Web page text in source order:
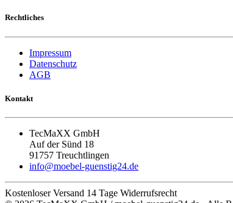
Rechtliches
Impressum
Datenschutz
AGB
Kontakt
TecMaXX GmbH
Auf der Sünd 18
91757 Treuchtlingen
info@moebel-guenstig24.de
Kostenloser Versand 14 Tage Widerrufsrecht